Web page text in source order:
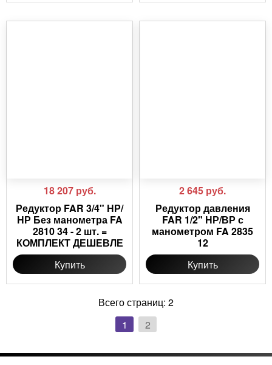
18 207 руб.
Редуктор FAR 3/4" НР/
НР Без манометра FA
2810 34 - 2 шт. =
КОМПЛЕКТ ДЕШЕВЛЕ
Купить
2 645 руб.
Редуктор давления
FAR 1/2" НР/ВР с
манометром FA 2835
12
Купить
Всего страниц: 2
1
2